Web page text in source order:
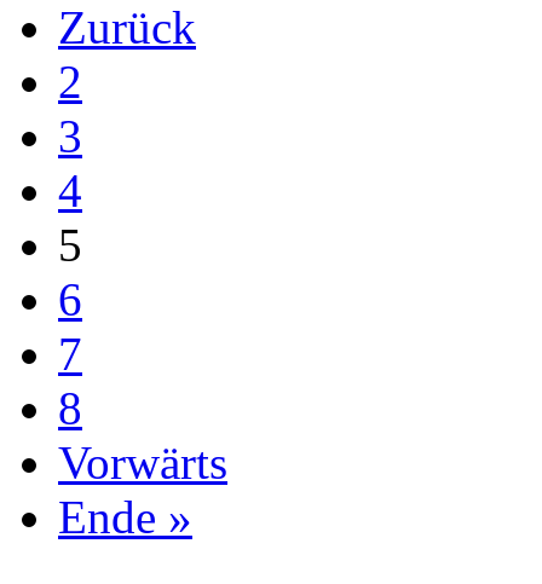
Zurück
2
3
4
5
6
7
8
Vorwärts
Ende »